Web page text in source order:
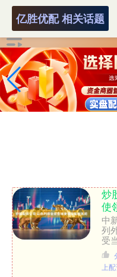
亿胜优配 相关话题
炒
使
中
列
受
色
有
上